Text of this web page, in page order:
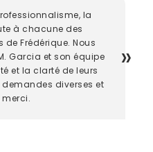
la
à chacune des
Frédérique. Nous
Garcia et son équipe
et la clarté de leurs
diverses et
merci.